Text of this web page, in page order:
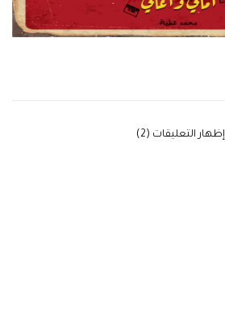
‫إظهار التعليقات (2)